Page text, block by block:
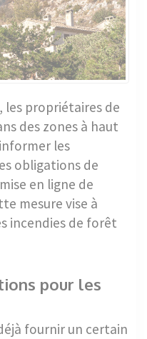
les propriétaires de
des zones à haut
les
obligations de
en ligne de
mesure vise à
incendies de forêt
pour les
fournir un certain